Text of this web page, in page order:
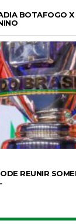
BOTAFOGO X
REUNIR